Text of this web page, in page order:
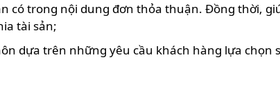
có trong nội dung đơn thỏa thuận. Đồng thời,
tài sản;
dựa trên những yêu cầu khách hàng lựa chọn